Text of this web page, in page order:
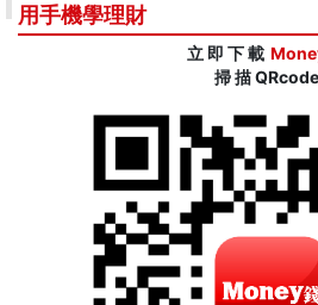
用手機學理財
立 即 下 載
掃 描 QRcode